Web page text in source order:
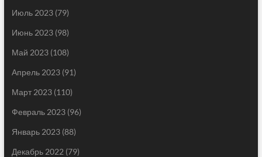
Июль 2023(79)
Июнь 2023(98)
Май 2023(108)
Апрель 2023(91)
Март 2023(110)
Февраль 2023(96)
Январь 2023(88)
Декабрь 2022 (79)